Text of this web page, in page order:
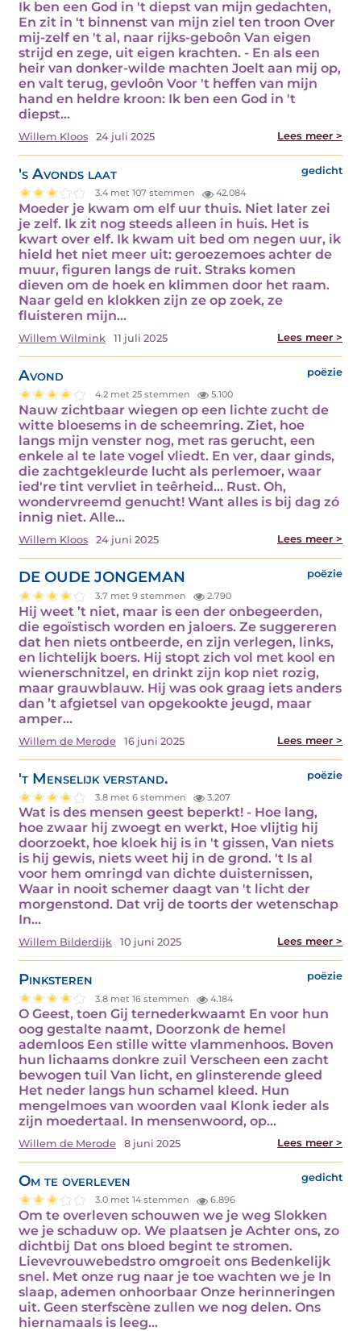
Ik ben een God in 't diepst van mijn gedachten,
En zit in 't binnenst van mijn ziel ten troon Over
mij-zelf en 't al, naar rijks-geboôn Van eigen
strijd en zege, uit eigen krachten. - En als een
heir van donker-wilde machten Joelt aan mij op,
en valt terug, gevloôn Voor 't heffen van mijn
hand en heldre kroon: Ik ben een God in 't
diepst…
Willem Kloos 24 juli 2025 Lees meer >
's Avonds laat gedicht
3.4 met 107 stemmen 42.084
Moeder je kwam om elf uur thuis. Niet later zei
je zelf. Ik zit nog steeds alleen in huis. Het is
kwart over elf. Ik kwam uit bed om negen uur, ik
hield het niet meer uit: geroezemoes achter de
muur, figuren langs de ruit. Straks komen
dieven om de hoek en klimmen door het raam.
Naar geld en klokken zijn ze op zoek, ze
fluisteren mijn…
Willem Wilmink 11 juli 2025 Lees meer >
Avond poëzie
4.2 met 25 stemmen 5.100
Nauw zichtbaar wiegen op een lichte zucht de
witte bloesems in de scheemring. Ziet, hoe
langs mijn venster nog, met ras gerucht, een
enkele al te late vogel vliedt. En ver, daar ginds,
die zachtgekleurde lucht als perlemoer, waar
ied're tint vervliet in teêrheid... Rust. Oh,
wondervreemd genucht! Want alles is bij dag zó
innig niet. Alle…
Willem Kloos 24 juni 2025 Lees meer >
DE OUDE JONGEMAN poëzie
3.7 met 9 stemmen 2.790
Hij weet ’t niet, maar is een der onbegeerden,
die egoïstisch worden en jaloers. Ze suggereren
dat hen niets ontbeerde, en zijn verlegen, links,
en lichtelijk boers. Hij stopt zich vol met kool en
wienerschnitzel, en drinkt zijn kop niet rozig,
maar grauwblauw. Hij was ook graag iets anders
dan ’t afgietsel van opgekookte jeugd, maar
amper…
Willem de Merode 16 juni 2025 Lees meer >
't Menselijk verstand. poëzie
3.8 met 6 stemmen 3.207
Wat is des mensen geest beperkt! - Hoe lang,
hoe zwaar hij zwoegt en werkt, Hoe vlijtig hij
doorzoekt, hoe kloek hij is in 't gissen, Van niets
is hij gewis, niets weet hij in de grond. 't Is al
voor hem omringd van dichte duisternissen,
Waar in nooit schemer daagt van 't licht der
morgenstond. Dat vrij de toorts der wetenschap
In…
Willem Bilderdijk 10 juni 2025 Lees meer >
Pinksteren poëzie
3.8 met 16 stemmen 4.184
O Geest, toen Gij ternederkwaamt En voor hun
oog gestalte naamt, Doorzonk de hemel
ademloos Een stille witte vlammenhoos. Boven
hun lichaams donkre zuil Verscheen een zacht
bewogen tuil Van licht, en glinsterende gleed
Het neder langs hun schamel kleed. Hun
mengelmoes van woorden vaal Klonk ieder als
zijn moedertaal. In mensenwoord, op…
Willem de Merode 8 juni 2025 Lees meer >
Om te overleven gedicht
3.0 met 14 stemmen 6.896
Om te overleven schouwen we je weg Slokken
we je schaduw op. We plaatsen je Achter ons, zo
dichtbij Dat ons bloed begint te stromen.
Lievevrouwebedstro omgroeit ons Bedenkelijk
snel. Met onze rug naar je toe wachten we je In
slaap, ademen onhoorbaar Onze herinneringen
uit. Geen sterfscène zullen we nog delen. Ons
hiernamaals is leeg…